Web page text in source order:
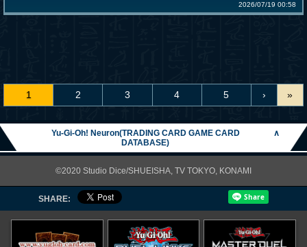
2026/07/19 00:58
1 2 3 4 5 › »
Yu-Gi-Oh! Neuron(TRADING CARD GAME CARD
DATABASE)
∧
©2020 Studio Dice/SHUEISHA, TV TOKYO, KONAMI
SHARE: